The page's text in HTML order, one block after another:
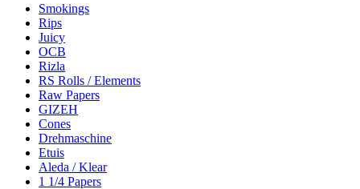
Smokings
Rips
Juicy
OCB
Rizla
RS Rolls / Elements
Raw Papers
GIZEH
Cones
Drehmaschine
Etuis
Aleda / Klear
1 1/4 Papers